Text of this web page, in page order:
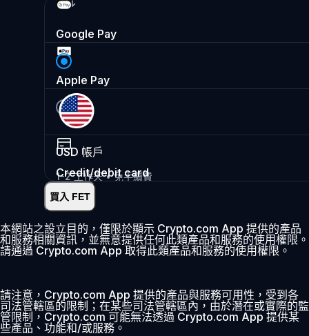
Google Pay
Apple Pay
USD 帳戶
1-2 工作天 • 免手續費
存入
Credit/debit card
即時•
首 30 日 0% 費用
買入 FET
本網站之設立目的，僅限於顯示 Crypto.com App 提供的產品
和服務相關資訊，並無意提供任何此類產品和服務的使用權限。
請通過 Crypto.com App 取得此類產品和服務的使用權限。
請注意，Crypto.com App 提供的產品與服務可用性，受到各
司法管轄區的限制；在某些司法管轄區內，由於潛在或實際的監
管限制，Crypto.com 可能無法透過 Crypto.com App 提供某
些產品、功能和/或服務。